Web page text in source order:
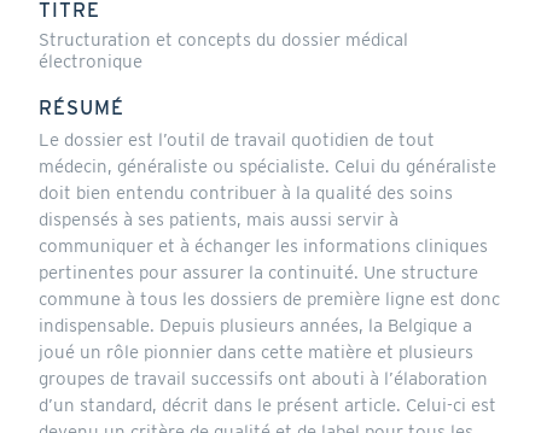
TITRE
Structuration et concepts du dossier médical
électronique
RÉSUMÉ
Le dossier est l’outil de travail quotidien de tout
médecin, généraliste ou spécialiste. Celui du généraliste
doit bien entendu contribuer à la qualité des soins
dispensés à ses patients, mais aussi servir à
communiquer et à échanger les informations cliniques
pertinentes pour assurer la continuité. Une structure
commune à tous les dossiers de première ligne est donc
indispensable. Depuis plusieurs années, la Belgique a
joué un rôle pionnier dans cette matière et plusieurs
groupes de travail successifs ont abouti à l’élaboration
d’un standard, décrit dans le présent article. Celui-ci est